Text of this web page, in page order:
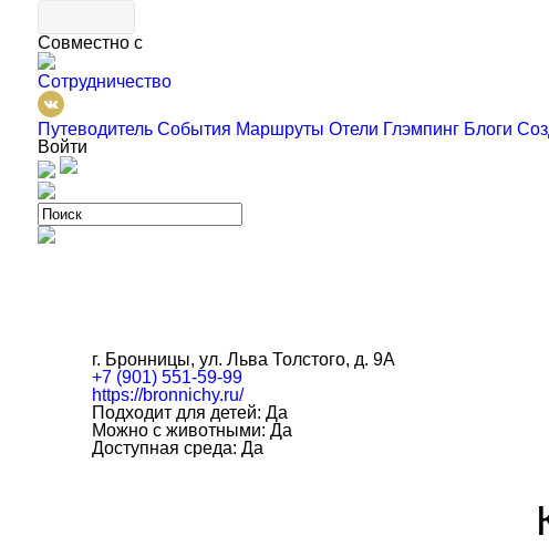
Совместно с
Сотрудничество
Путеводитель События Маршруты Отели Глэмпинг Блоги
Войти
г. Бронницы, ул. Льва Толстого, д. 9А
+7 (901) 551-59-99
https://bronnichy.ru/
Подходит для детей: Да
Можно с животными: Да
Доступная среда: Да